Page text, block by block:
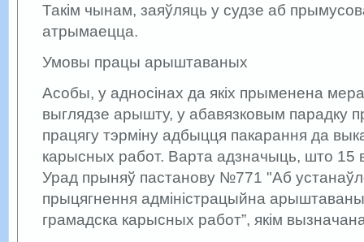
Такім чынам, заяўляць у судзе аб
атрымаецца.
Умовы працы арыштаваных
Асобы, у адносінах да якіх прыменена
выглядзе арышту, у абавязковым парадку
працягу тэрміну адбыцця пакарання да
карысных работ. Варта адзначыць, што 15
Урад прыняў пастанову №771 "Аб
прыцягнення адміністрацыйна
грамадска карысных работ”, якім